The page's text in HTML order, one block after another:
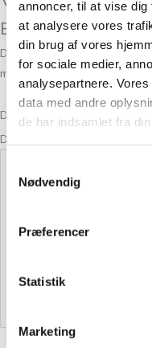
annoncer, til at vise
at analysere vores
din brug af vores
for sociale medier,
analysepartnere.
data med andre
de har indsamlet fra
Nødvendig
Præferencer
Statistik
Marketing
Bristol Black
Din e-mailadresse vil ikke
med*
Din bedømmelse
Din anmeldelse